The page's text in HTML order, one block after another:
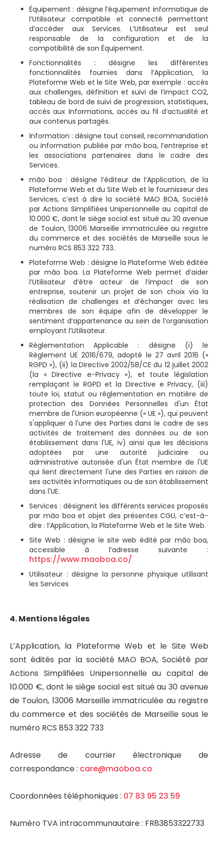
Équipement : désigne l’équipement informatique de
l’Utilisateur compatible et connecté permettant
d’accéder aux Services. L’Utilisateur est seul
responsable de la configuration et de la
compatibilité de son Équipement.
Fonctionnalités : désigne les différentes
fonctionnalités fournies dans l’Application, la
Plateforme Web et le Site Web, par exemple : accès
aux challenges, définition et suivi de l’impact CO2,
tableau de bord de suivi de progression, statistiques,
accès aux Informations, accès au fil d’actualité et
aux contenus partagés.
Information : désigne tout conseil, recommandation
ou information publiée par mão boa, l’entreprise et
les associations partenaires dans le cadre des
Services.
mão boa : désigne l’éditeur de l’Application, de la
Plateforme Web et du Site Web et le fournisseur des
Services, c’est à dire la société MAO BOA, Société
par Actions Simplifiées Unipersonnelle au capital de
10.000 €, dont le siège social est situé au 30 avenue
de Toulon, 13006 Marseille immatriculée au registre
du commerce et des sociétés de Marseille sous le
numéro RCS 853 322 733.
Plateforme Web : désigne la Plateforme Web éditée
par mão boa. La Plateforme Web permet d’aider
l’Utilisateur d’être acteur de l’impact de son
entreprise, soutenir un projet de son choix via la
réalisation de challenges et d’échanger avec les
membres de son équipe afin de développer le
sentiment d’appartenance au sein de l’organisation
employant l’Utilisateur.
Règlementation Applicable : désigne (i) le
Règlement UE 2016/679, adopté le 27 avril 2016 («
RGPD »), (ii) la Directive 2002/58/CE du 12 juillet 2002
(la « Directive e-Privacy »), et toute législation
remplaçant le RGPD et la Directive e Privacy, (iii)
toute loi, statut ou réglementation en matière de
protection des Données Personnelles d'un État
membre de l'Union européenne (« UE »), qui peuvent
s'appliquer à l'une des Parties dans le cadre de ses
activités de traitement des données ou de son
établissement dans l'UE, iv) ainsi que les décisions
adoptées par une autorité judiciaire ou
administrative autorisée d'un État membre de l'UE
qui lient directement l'une des Parties en raison de
ses activités informatiques ou de son établissement
dans l'UE.
Services : désignent les différents services proposés
par mão boa et objet des présentes CGU, c’est-à-
dire : l’Application, la Plateforme Web et le Site Web.
Site Web : désigne le site web édité par mão boa,
accessible à l’adresse suivante :
https://www.maoboa.co/
Utilisateur : désigne la personne physique utilisant
les Services
4. Mentions légales
L’Application, la Plateforme Web et le Site Web
sont édités par la société MAO BOA, Société par
Actions Simplifiées Unipersonnelle au capital de
10.000 €, dont le siège social est situé au 30 avenue
de Toulon, 13006 Marseille immatriculée au registre
du commerce et des sociétés de Marseille sous le
numéro RCS 853 322 733
Adresse de courrier électronique de
correspondance : care@maoboa.co
Coordonnées téléphoniques : 07 83 95 23 59
Numéro TVA intracommunautaire : FR83853322733